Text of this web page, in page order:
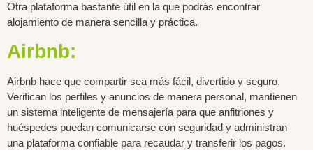
Otra plataforma bastante útil en la que podrás encontrar
alojamiento de manera sencilla y práctica.
Airbnb:
Airbnb hace que compartir sea más fácil, divertido y seguro.
Verifican los perfiles y anuncios de manera personal, mantienen
un sistema inteligente de mensajería para que anfitriones y
huéspedes puedan comunicarse con seguridad y administran
una plataforma confiable para recaudar y transferir los pagos.